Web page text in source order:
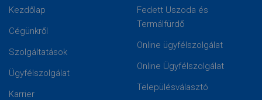
Kezdőlap
Cégünkről
Szolgáltatások
Ügyfélszolgálat
Karrier
Fedett Uszoda és
Termálfürdő
Online ügyfélszolgálat
Online Ügyfélszolgálat
Településválasztó